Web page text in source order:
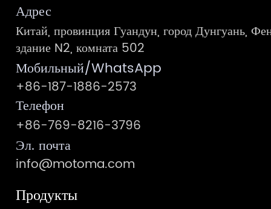
Адрес
Китай, провинция Гуандун, город Дунгуань,
здание N2, комната 502
Мобильный/WhatsApp
+86-187-1886-2573
Телефон
+86-769-8216-3796
Эл. почта
info@motoma.com
Продукты